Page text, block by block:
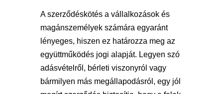
A szerződéskötés a vállalkozások és
magánszemélyek számára egyaránt
lényeges, hiszen ez határozza meg az
együttműködés jogi alapját. Legyen szó
adásvételről, bérleti viszonyról vagy
bármilyen más megállapodásról, egy jól